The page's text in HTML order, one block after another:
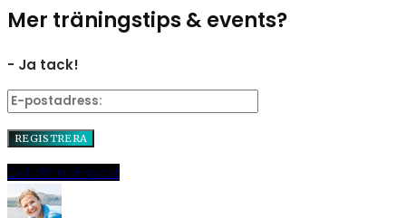
Mer träningstips & events?
- Ja tack!
DelaPinnaE-post